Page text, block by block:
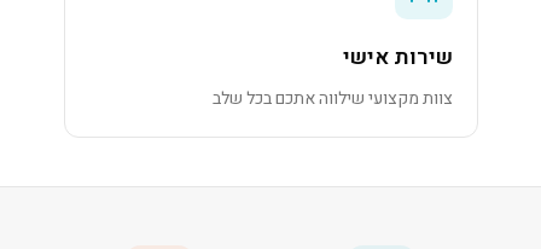
שירות אישי
צוות מקצועי שילווה אתכם בכל שלב